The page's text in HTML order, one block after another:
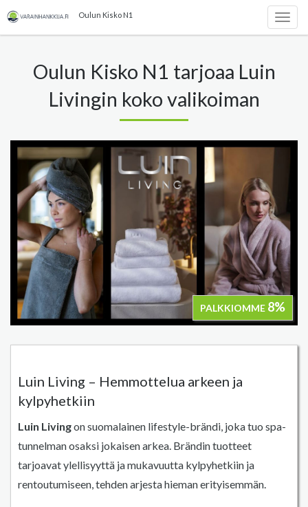
Oulun Kisko N1
Oulun Kisko N1 tarjoaa Luin
Livingin koko valikoiman
PALKKIOMME 8%
Luin Living – Hemmottelua arkeen ja
kylpyhetkiin
Luin Livingon suomalainen lifestyle-brändi, joka tuo spa-
tunnelman osaksi jokaisen arkea. Brändin tuotteet
tarjoavat ylellisyyttä ja mukavuutta kylpyhetkiin ja
rentoutumiseen, tehden arjesta hieman erityisemmän.